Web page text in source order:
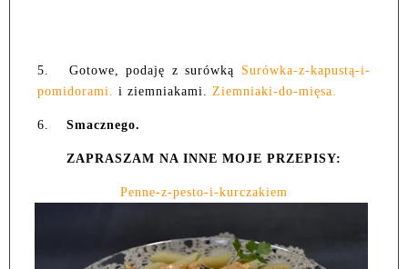
5. Gotowe, podaję z surówką Surówka-z-kapustą-i-
pomidorami. i ziemniakami. Ziemniaki-do-mięsa.
6. Smacznego.
ZAPRASZAM NA INNE MOJE PRZEPISY:
Penne-z-pesto-i-kurczakiem